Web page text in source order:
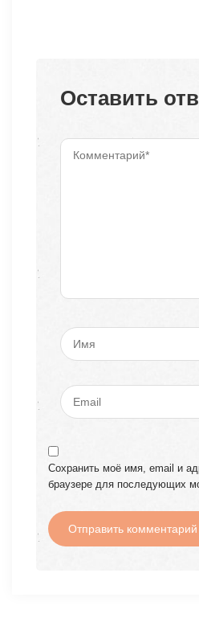
Оставить
Сохранить моё имя, email и
браузере для последующих